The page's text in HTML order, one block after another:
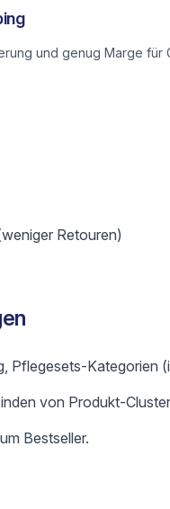
und genug Marge für
Retouren)
Pflegesets-Kategorien
von Produkt-
Bestseller.